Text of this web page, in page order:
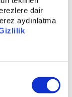
dair
aydınlatma